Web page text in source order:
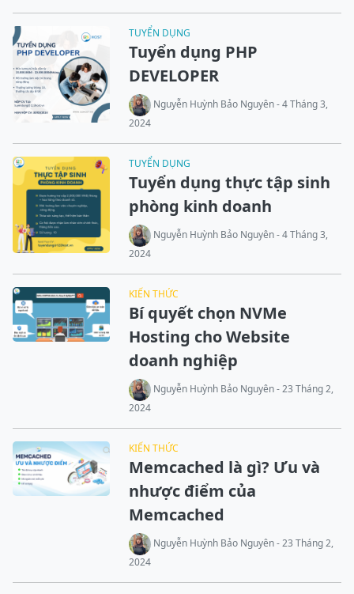
TUYỂN DỤNG
Tuyển dụng PHP
DEVELOPER
Nguyễn Huỳnh Bảo Nguyên - 4 Tháng 3,
2024
TUYỂN DỤNG
Tuyển dụng thực tập sinh
phòng kinh doanh
Nguyễn Huỳnh Bảo Nguyên - 4 Tháng 3,
2024
KIẾN THỨC
Bí quyết chọn NVMe
Hosting cho Website
doanh nghiệp
Nguyễn Huỳnh Bảo Nguyên - 23 Tháng 2,
2024
KIẾN THỨC
Memcached là gì? Ưu và
nhược điểm của
Memcached
Nguyễn Huỳnh Bảo Nguyên - 23 Tháng 2,
2024